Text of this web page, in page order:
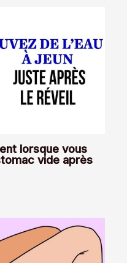
lorsque vous
vide après